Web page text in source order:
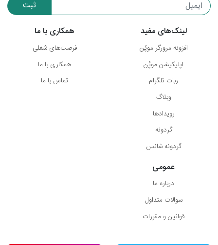
ثبت
لینک‌های مفید
افزونه مرورگر موپُن
اپلیکیشن موپُن
ربات تلگرام
وبلاگ
رویدادها
گردونه
گردونه شانس
همکاری با ما
فرصت‌های شغلی
همکاری با ما
تماس با ما
عمومی
درباره ما
سوالات متداول
قوانین و مقررات